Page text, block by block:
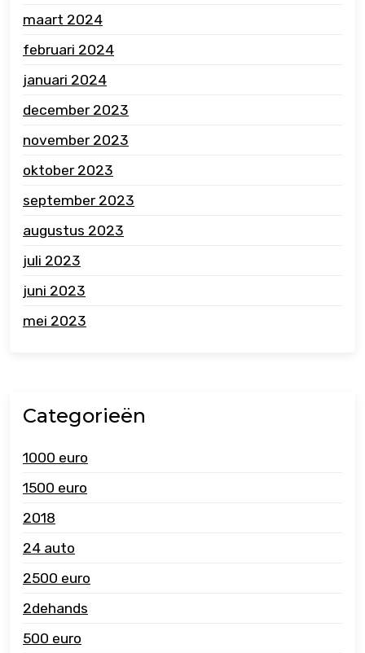
maart 2024
februari 2024
januari 2024
december 2023
november 2023
oktober 2023
september 2023
augustus 2023
juli 2023
juni 2023
mei 2023
Categorieën
1000 euro
1500 euro
2018
24 auto
2500 euro
2dehands
500 euro